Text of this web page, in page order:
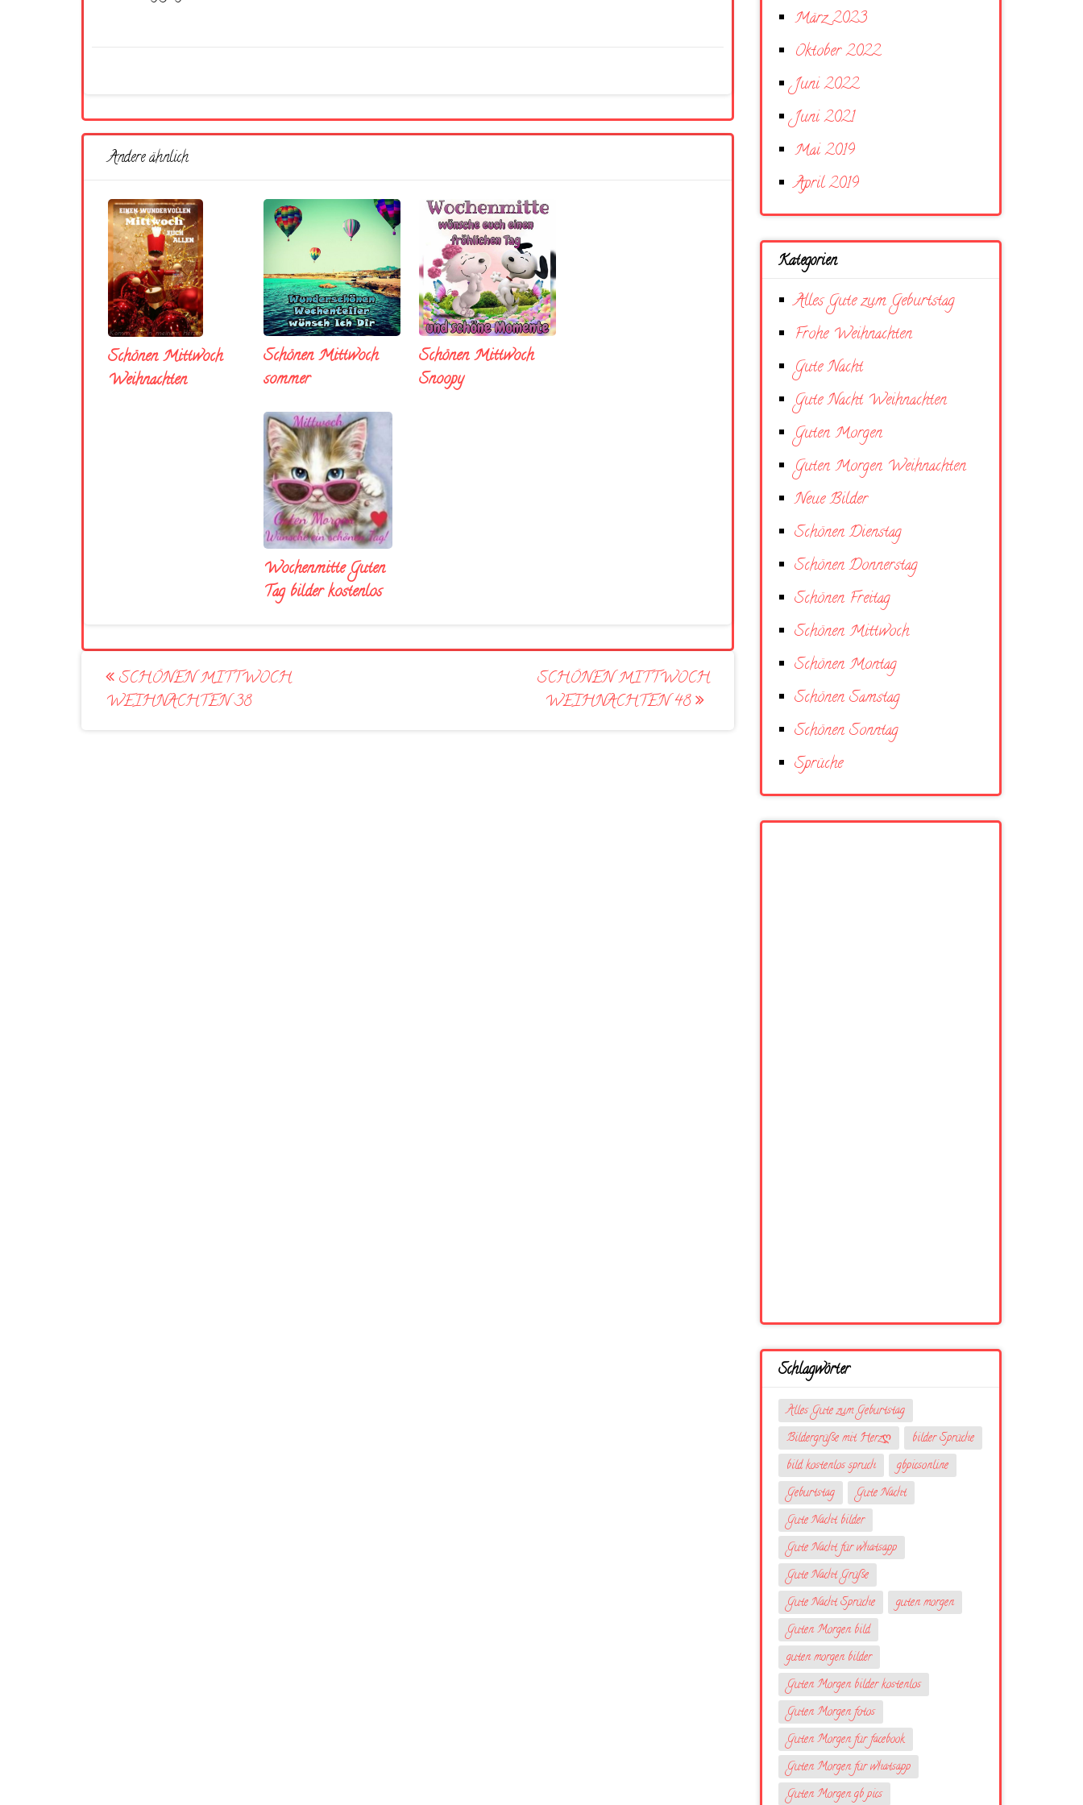
Andere ähnlich
Schönen Mittwoch
Weihnachten
Schönen Mittwoch
sommer
Schönen Mittwoch
Snoopy
Wochenmitte Guten
Tag bilder kostenlos
Post
navigation
SCHÖNEN MITTWOCH
WEIHNACHTEN 38
SCHÖNEN MITTWOCH
WEIHNACHTEN 48
März 2023
Oktober 2022
Juni 2022
Juni 2021
Mai 2019
April 2019
Kategorien
Alles Gute zum Geburtstag
Frohe Weihnachten
Gute Nacht
Gute Nacht Weihnachten
Guten Morgen
Guten Morgen Weihnachten
Neue Bilder
Schönen Dienstag
Schönen Donnerstag
Schönen Freitag
Schönen Mittwoch
Schönen Montag
Schönen Samstag
Schönen Sonntag
Sprüche
Schlagwörter
Alles Gute zum Geburtstag
Bildergrüße mit Herzღ
bilder Sprüche
bild kostenlos spruch
gbpicsonline
Geburtstag
Gute Nacht
Gute Nacht bilder
Gute Nacht für whatsapp
Gute Nacht Grüße
Gute Nacht Sprüche
guten morgen
Guten Morgen bild
guten morgen bilder
Guten Morgen bilder kostenlos
Guten Morgen fotos
Guten Morgen für facebook
Guten Morgen für whatsapp
Guten Morgen gb pics